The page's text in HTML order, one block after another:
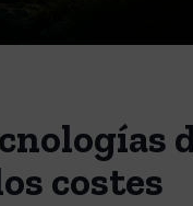
costes